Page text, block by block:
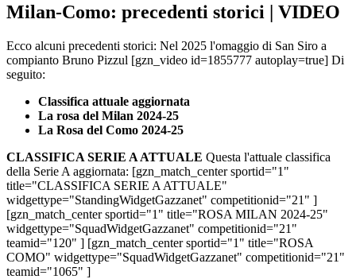
Milan-Como: precedenti storici | VIDEO
Ecco alcuni precedenti storici: Nel 2025 l'omaggio di San Siro a
compianto Bruno Pizzul [gzn_video id=1855777 autoplay=true] Di
seguito:
Classifica attuale aggiornata
La rosa del Milan 2024-25
La Rosa del Como 2024-25
CLASSIFICA SERIE A ATTUALE Questa l'attuale classifica
della Serie A aggiornata: [gzn_match_center sportid="1"
title="CLASSIFICA SERIE A ATTUALE"
widgettype="StandingWidgetGazzanet" competitionid="21" ]
[gzn_match_center sportid="1" title="ROSA MILAN 2024-25"
widgettype="SquadWidgetGazzanet" competitionid="21"
teamid="120" ] [gzn_match_center sportid="1" title="ROSA
COMO" widgettype="SquadWidgetGazzanet" competitionid="21"
teamid="1065" ]